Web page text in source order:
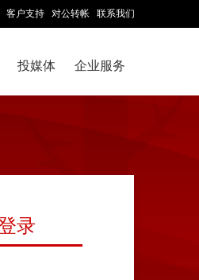
客户支持 对公转帐 联系我们
投媒体 企业服务
录